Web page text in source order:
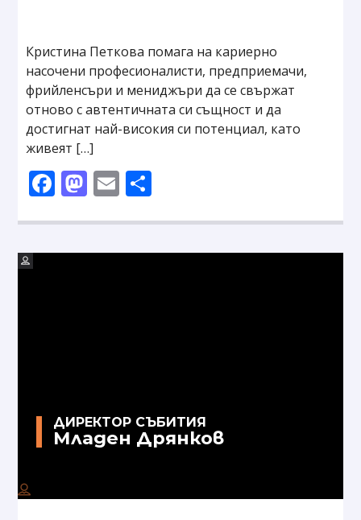
Кристина Петкова помага на кариерно
насочени професионалисти, предприемачи,
фрийленсъри и мениджъри да се свържат
отново с автентичната си същност и да
достигнат най-високия си потенциал, като
живеят […]
Facebook
Mastodon
Email
ДИРЕКТОР СЪБИТИЯ
Младен Дрянков